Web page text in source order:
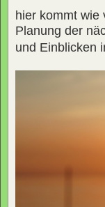
hier kommt wie
Planung der
und Einblicken